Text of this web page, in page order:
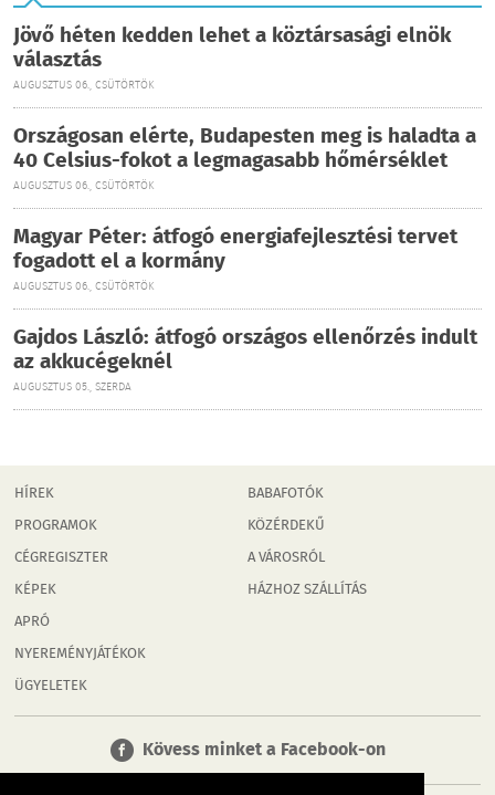
Jövő héten kedden lehet a köztársasági elnök
választás
AUGUSZTUS 06., CSÜTÖRTÖK
Országosan elérte, Budapesten meg is haladta a
40 Celsius-fokot a legmagasabb hőmérséklet
AUGUSZTUS 06., CSÜTÖRTÖK
Magyar Péter: átfogó energiafejlesztési tervet
fogadott el a kormány
AUGUSZTUS 06., CSÜTÖRTÖK
Gajdos László: átfogó országos ellenőrzés indult
az akkucégeknél
AUGUSZTUS 05., SZERDA
HÍREK
PROGRAMOK
CÉGREGISZTER
KÉPEK
APRÓ
NYEREMÉNYJÁTÉKOK
ÜGYELETEK
BABAFOTÓK
KÖZÉRDEKŰ
A VÁROSRÓL
HÁZHOZ SZÁLLÍTÁS
Kövess minket a Facebook-on